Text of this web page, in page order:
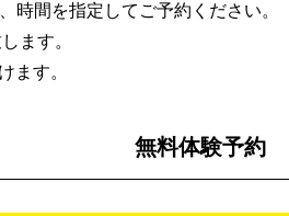
時間を指定してご予約ください。
ます。
ます。
無料体験予約